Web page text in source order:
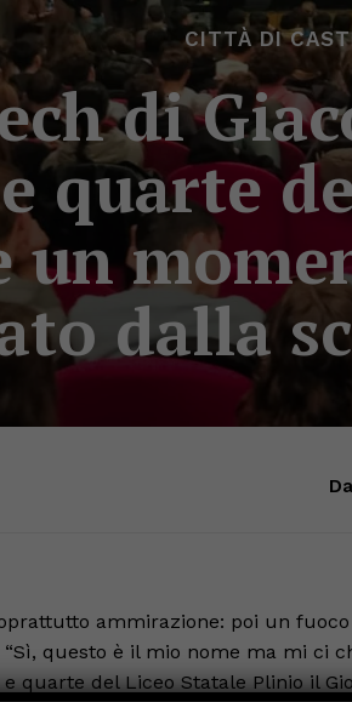
CITTÀ DI
di
quarte
un
dalla
ammirazione: poi un
“Sì, questo è il mio nome ma mi ci
quarte del Liceo Statale Plinio il